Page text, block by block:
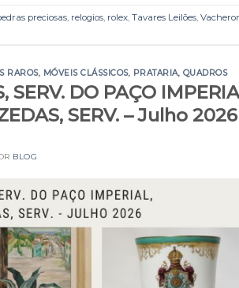
preciosas, relogios, rolex, Tavares Leilões,
RAROS, MÓVEIS CLÁSSICOS, PRATARIA, QUADROS
DO PAÇO
SERV. – Julho 2026
BLOG